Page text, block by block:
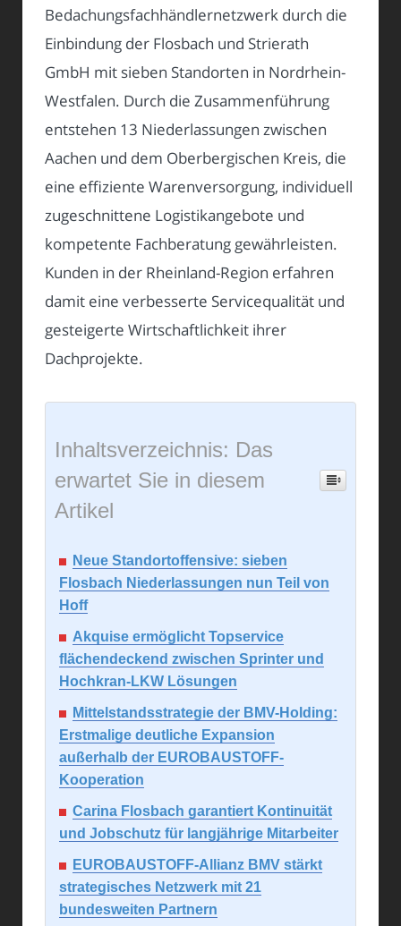
Bedachungsfachhändlernetzwerk durch die
Einbindung der Flosbach und Strierath
GmbH mit sieben Standorten in Nordrhein-
Westfalen. Durch die Zusammenführung
entstehen 13 Niederlassungen zwischen
Aachen und dem Oberbergischen Kreis, die
eine effiziente Warenversorgung, individuell
zugeschnittene Logistikangebote und
kompetente Fachberatung gewährleisten.
Kunden in der Rheinland-Region erfahren
damit eine verbesserte Servicequalität und
gesteigerte Wirtschaftlichkeit ihrer
Dachprojekte.
Inhaltsverzeichnis: Das
erwartet Sie in diesem
Artikel
Neue Standortoffensive: sieben
Flosbach Niederlassungen nun Teil von
Hoff
Akquise ermöglicht Topservice
flächendeckend zwischen Sprinter und
Hochkran-LKW Lösungen
Mittelstandsstrategie der BMV-Holding:
Erstmalige deutliche Expansion
außerhalb der EUROBAUSTOFF-
Kooperation
Carina Flosbach garantiert Kontinuität
und Jobschutz für langjährige Mitarbeiter
EUROBAUSTOFF-Allianz BMV stärkt
strategisches Netzwerk mit 21
bundesweiten Partnern